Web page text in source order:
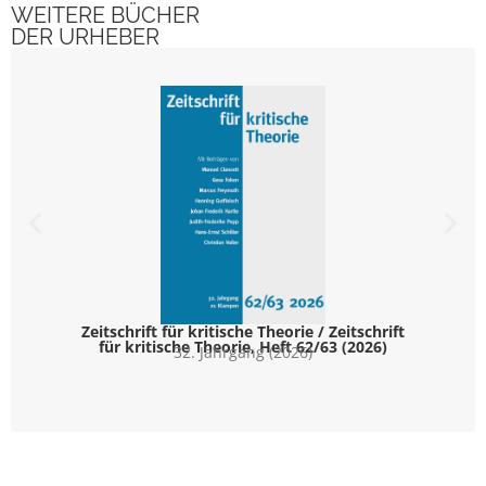
WEITERE BÜCHER
DER URHEBER
Zeitschrift für kritische Theorie / Zeitschrift
für kritische Theorie, Heft 62/63 (2026)
32. Jahrgang (2026)